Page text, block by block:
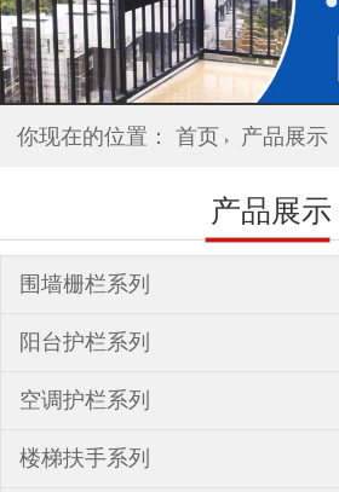
你现在的位置：首页 产品展示
产品展示
围墙栅栏系列
阳台护栏系列
空调护栏系列
楼梯扶手系列